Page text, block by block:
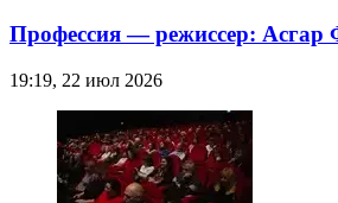
Профессия — режиссер: Асгар
19:19, 22 июл 2026